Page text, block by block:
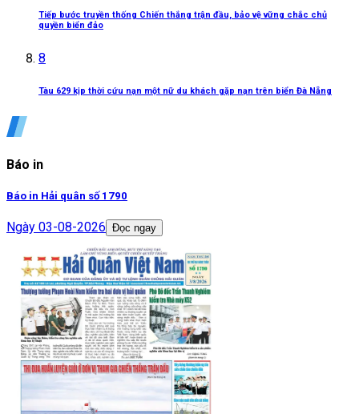
Tiếp bước truyền thống Chiến thắng trận đầu, bảo vệ vững chắc chủ
quyền biển đảo
8
Tàu 629 kịp thời cứu nạn một nữ du khách gặp nạn trên biển Đà Nẵng
Báo in
Báo in Hải quân số 1790
Ngày 03-08-2026 Đọc ngay